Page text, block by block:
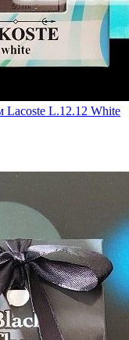
Lacoste L.12.12 White